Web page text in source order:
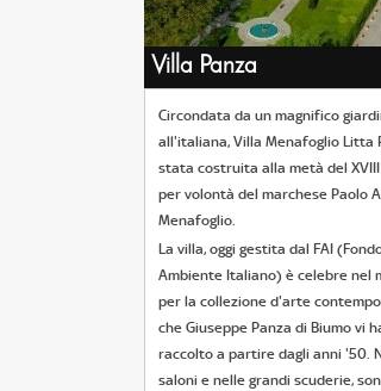
Villa Panza
Circondata da un magnifico
all'italiana, Villa Menafoglio Litta
stata costruita alla metà del
per volontà del marchese Paolo
Menafoglio.
La villa, oggi gestita dal FAI
Ambiente Italiano) è celebre nel
per la collezione d'arte
che Giuseppe Panza di Biumo vi
raccolto a partire dagli anni '50.
saloni e nelle grandi scuderie,